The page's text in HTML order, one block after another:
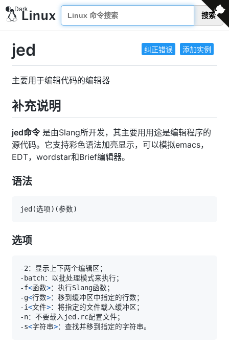
搜索
纠正错误 添加实例
jed
主要用于编辑代码的编辑器
补充说明
jed命令是由Slang所开发，其主要用用途是编辑程序的
源代码。它支持彩色语法加亮显示，可以模拟emacs，
EDT，wordstar和Brief编辑器。
语法
jed (选项) (参数)
选项
-f<函数>
-g<行数>
-i<文件>
-s<字符串>